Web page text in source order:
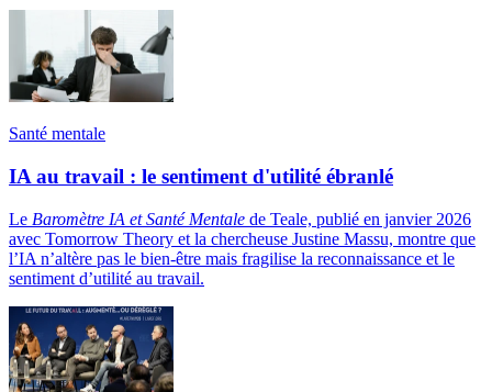
Santé mentale
IA au travail : le sentiment d'utilité ébranlé
Le Baromètre IA et Santé Mentale de Teale, publié en janvier 2026
avec Tomorrow Theory et la chercheuse Justine Massu, montre que
l’IA n’altère pas le bien-être mais fragilise la reconnaissance et le
sentiment d’utilité au travail.